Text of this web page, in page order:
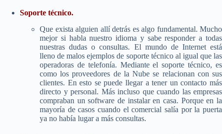
Soporte técnico.
Que exista alguien allí detrás es algo fundamental. Mucho
mejor si habla nuestro idioma y sabe responder a todas
nuestras dudas o consultas. El mundo de Internet está
lleno de malos ejemplos de soporte técnico al igual que las
operadoras de telefonía. Mediante el soporte técnico, es
como los proveedores de la Nube se relacionan con sus
clientes. En esto se puede llegar a tener un contacto más
directo y personal. Más incluso que cuando las empresas
compraban un software de instalar en casa. Porque en la
mayoría de casos cuando el comercial salía por la puerta
ya no había lugar a más consultas.